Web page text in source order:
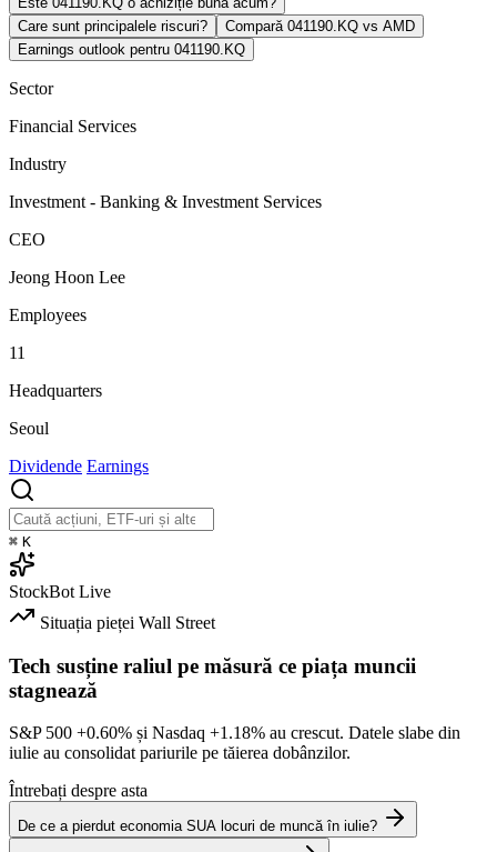
Care sunt principalele riscuri?
Compară 041190.KQ vs AMD
Earnings outlook pentru 041190.KQ
Sector
Financial Services
Industry
Investment - Banking & Investment Services
CEO
Jeong Hoon Lee
Employees
11
Headquarters
Seoul
Dividende Earnings
⌘ K
StockBot Live
Situația pieței Wall Street
Tech susține raliul pe măsură ce piața muncii
stagnează
S&P 500 +0.60% și Nasdaq +1.18% au crescut. Datele slabe din
iulie au consolidat pariurile pe tăierea dobânzilor.
Întrebați despre asta
De ce a pierdut economia SUA locuri de muncă în iulie?